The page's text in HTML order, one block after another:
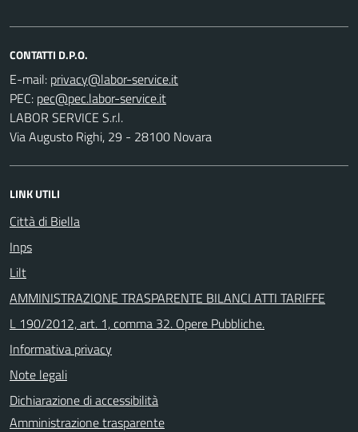
CONTATTI D.P.O.
E-mail:
PEC:
LABOR SERVICE S.r.l.
Via Augusto Righi, 29 - 28100 Novara
LINK UTILI
Città di Biella
Inps
Lilt
AMMINISTRAZIONE TRASPARENTE BILANCI ATTI TARIFFE
L 190/2012, art. 1, comma 32. Opere Pubbliche.
Informativa privacy
Note legali
Dichiarazione di accessibilità
Amministrazione trasparente